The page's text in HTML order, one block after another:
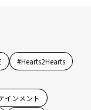
#Hearts2Hearts
インメント